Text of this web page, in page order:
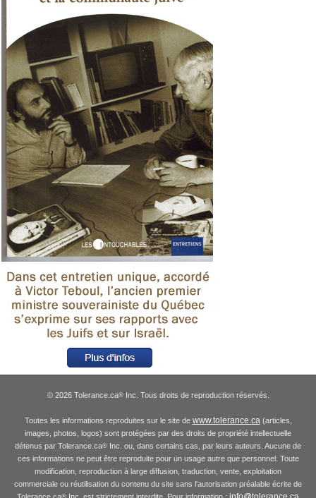
© 2026 Tolerance.ca®Inc. Tous droits de reproduction réservés.
Toutes les informations reproduites sur le site de www.tolerance.ca(articles,
images, photos, logos) sont protégées par des droits de propriété intellectuelle
détenus par Tolerance.ca® Inc. ou, dans certains cas, par leurs auteurs. Aucune de
ces informations ne peut être reproduite pour un usage autre que personnel. Toute
modification, reproduction à large diffusion, traduction, vente, exploitation
commerciale ou réutilisation du contenu du site sans l'autorisation préalable écrite de